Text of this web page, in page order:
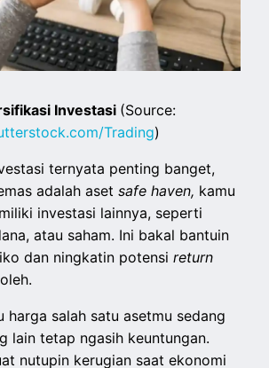
Investasi (Source:
Trading)
ternyata penting banget,
adalah asetsafe haven, kamu
investasi lainnya, seperti
atau saham. Ini bakal bantuin
dan ningkatin potensireturn
harga salah satu asetmu sedang
lain tetap ngasih keuntungan.
nutupin kerugian saat ekonomi